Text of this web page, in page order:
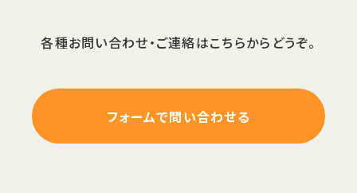
各種お問い合わせ・ご連絡はこちらからどうぞ。
フォームで問い合わせる